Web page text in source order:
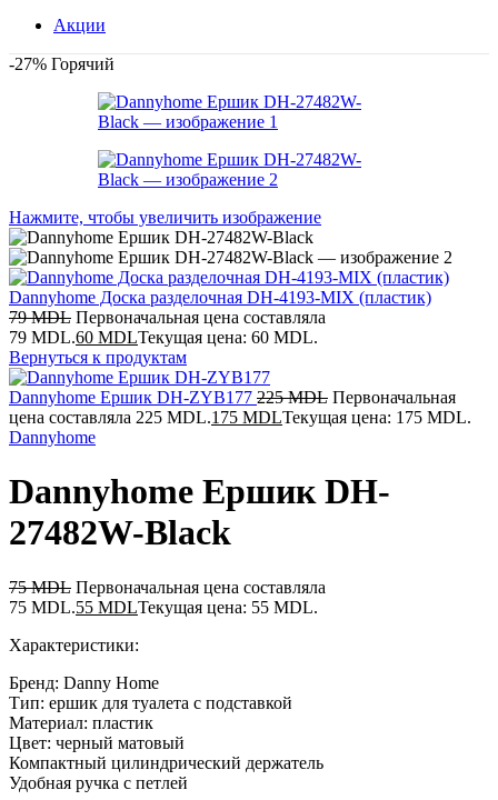
Акции
-27% Горячий
Нажмите, чтобы увеличить изображение
Dannyhome Доска разделочная DH-4193-MIX (пластик)
79MDL Первоначальная цена составляла
79 MDL.60 MDLТекущая цена: 60 MDL.
Вернуться к продуктам
Dannyhome Ершик DH-ZYB177 225MDL Первоначальная
цена составляла 225 MDL.175 MDLТекущая цена: 175 MDL.
Dannyhome
Dannyhome Ершик DH-
27482W-Black
75MDL Первоначальная цена составляла
75 MDL.55 MDLТекущая цена: 55 MDL.
Характеристики:
Бренд: Danny Home
Тип: ершик для туалета с подставкой
Материал: пластик
Цвет: черный матовый
Компактный цилиндрический держатель
Удобная ручка с петлей